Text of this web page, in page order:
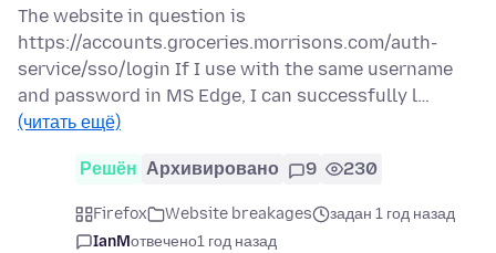
The website in question is
https://accounts.groceries.morrisons.com/auth-
service/sso/login If I use with the same username
and password in MS Edge, I can successfully l…
(читать ещё)
Решён Архивировано 9 230
Firefox Website breakages
задан 1 год назад
IanMотвечено1 год назад